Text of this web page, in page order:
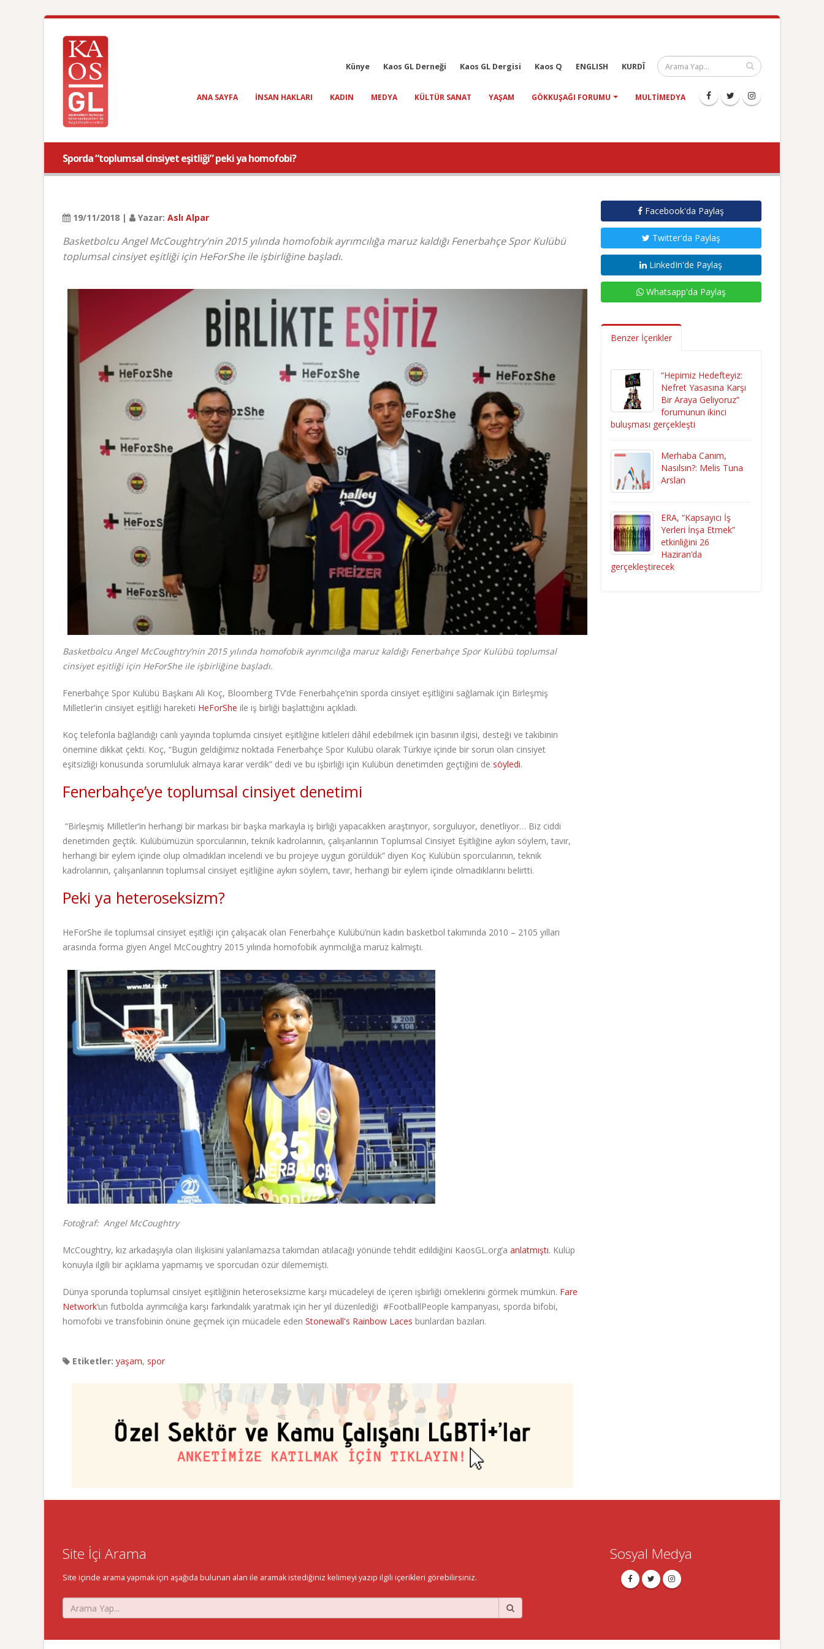
Künye Kaos GL Derneği Kaos GL Dergisi Kaos Q ENGLISH KURDÎ
ANA SAYFA INSAN HAKLARI KADIN MEDYA KÜLTÜR SANAT YAŞAM GÖKKUŞAĞI FORUMU MULTIMEDYA
Sporda “toplumsal cinsiyet eşitliği” peki ya homofobi?
19/11/2018 | Yazar: Aslı Alpar
Basketbolcu Angel McCoughtry’nin 2015 yılında homofobik ayrımcılığa maruz kaldığı Fenerbahçe Spor Kulübü
toplumsal cinsiyet eşitliği için HeForShe ile işbirliğine başladı.
Basketbolcu Angel McCoughtry’nin 2015 yılında homofobik ayrımcılığa maruz kaldığı Fenerbahçe Spor Kulübü toplumsal
cinsiyet eşitliği için HeForShe ile işbirliğine başladı.
Fenerbahçe Spor Kulübü Başkanı Ali Koç, Bloomberg TV’de Fenerbahçe’nin sporda cinsiyet eşitliğini sağlamak için Birleşmiş
Milletler'in cinsiyet eşitliği hareketi HeForShe ile iş birliği başlattığını açıkladı.
Koç telefonla bağlandığı canlı yayında toplumda cinsiyet eşitliğine kitleleri dâhil edebilmek için basının ilgisi, desteği ve takibinin
önemine dikkat çekti. Koç, “Bugün geldiğimiz noktada Fenerbahçe Spor Kulübü olarak Türkiye içinde bir sorun olan cinsiyet
eşitsizliği konusunda sorumluluk almaya karar verdik” dedi ve bu işbirliği için Kulübün denetimden geçtiğini de söyledi.
Fenerbahçe’ye toplumsal cinsiyet denetimi
“Birleşmiş Milletler’in herhangi bir markası bir başka markayla iş birliği yapacakken araştırıyor, sorguluyor, denetliyor… Biz ciddi
denetimden geçtik. Kulübümüzün sporcularının, teknik kadrolarının, çalışanlarının Toplumsal Cinsiyet Eşitliğine aykırı söylem, tavır,
herhangi bir eylem içinde olup olmadıkları incelendi ve bu projeye uygun görüldük” diyen Koç Kulübün sporcularının, teknik
kadrolarının, çalışanlarının toplumsal cinsiyet eşitliğine aykırı söylem, tavır, herhangi bir eylem içinde olmadıklarını belirtti.
Peki ya heteroseksizm?
HeForShe ile toplumsal cinsiyet eşitliği için çalışacak olan Fenerbahçe Kulübü’nün kadın basketbol takımında 2010 – 2105 yılları
arasında forma giyen Angel McCoughtry 2015 yılında homofobik ayrımcılığa maruz kalmıştı.
Fotoğraf: Angel McCoughtry
McCoughtry, kız arkadaşıyla olan ilişkisini yalanlamazsa takımdan atılacağı yönünde tehdit edildiğini KaosGL.org’a anlatmıştı. Kulüp
konuyla ilgili bir açıklama yapmamış ve sporcudan özür dilememişti.
Dünya sporunda toplumsal cinsiyet eşitliğinin heteroseksizme karşı mücadeleyi de içeren işbirliği örneklerini görmek mümkün. Fare
Network‘un futbolda ayrımcılığa karşı farkındalık yaratmak için her yıl düzenlediği #FootballPeople kampanyası, sporda bifobi,
homofobi ve transfobinin önüne geçmek için mücadele eden Stonewall's Rainbow Laces bunlardan bazıları.
Etiketler: yaşam, spor
Facebook'da Paylaş
Twitter'da Paylaş
LinkedIn'de Paylaş
Whatsapp'da Paylaş
Benzer İçerikler
“Hepimiz Hedefteyiz:
Nefret Yasasına Karşı
Bir Araya Geliyoruz”
forumunun ikinci
buluşması gerçekleşti
Merhaba Canım,
Nasılsın?: Melis Tuna
Arslan
ERA, “Kapsayıcı İş
Yerleri İnşa Etmek”
etkinliğini 26
Haziran’da
gerçekleştirecek
Site İçi Arama
Site içinde arama yapmak için aşağıda bulunan alan ile aramak istediğiniz kelimeyi yazıp ilgili içerikleri görebilirsiniz.
Sosyal Medya